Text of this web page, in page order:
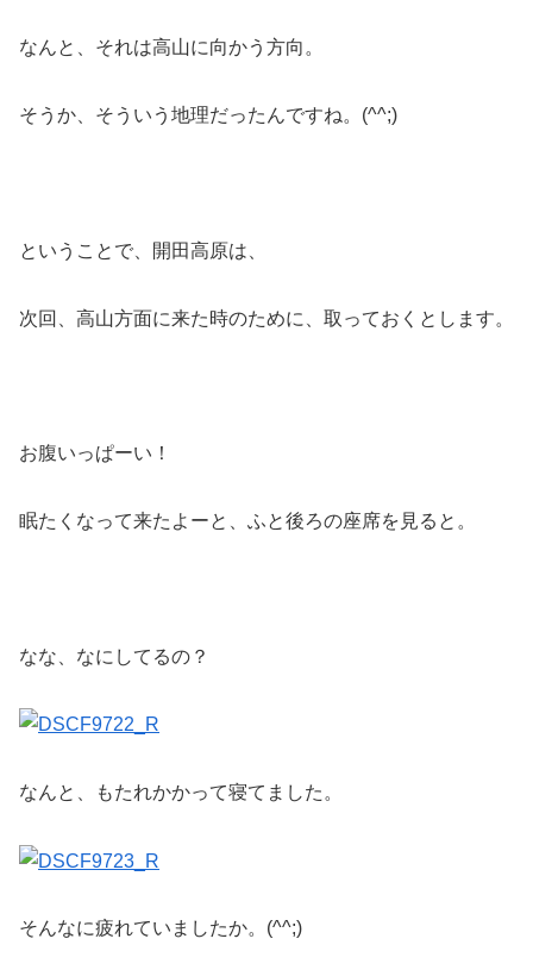
なんと、それは高山に向かう方向。
そうか、そういう地理だったんですね。(^^;)
ということで、開田高原は、
次回、高山方面に来た時のために、取っておくとします。
お腹いっぱーい！
眠たくなって来たよーと、ふと後ろの座席を見ると。
なな、なにしてるの？
なんと、もたれかかって寝てました。
そんなに疲れていましたか。(^^;)